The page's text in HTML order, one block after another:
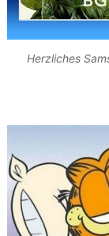
Herzliches